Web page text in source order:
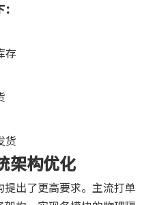
存
货
架构优化
出了更高要求。主流打单